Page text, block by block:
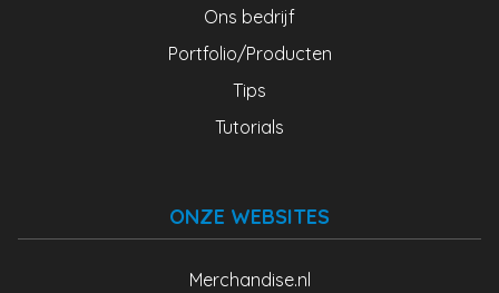
Ons bedrijf
Portfolio/Producten
Tips
Tutorials
ONZE WEBSITES
Merchandise.nl